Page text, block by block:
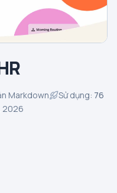
Markdown Sử dụng: 76
2026